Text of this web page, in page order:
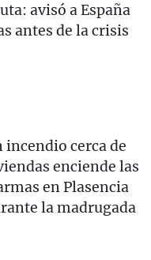
avisó a España
antes de la crisis
incendio cerca de
enciende las
en Plasencia
la madrugada